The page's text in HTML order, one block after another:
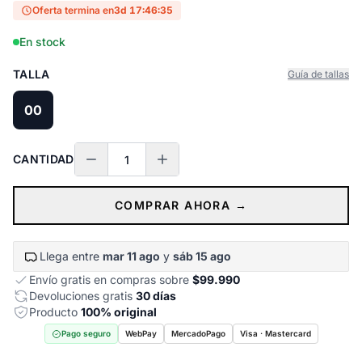
Oferta termina en3d 17:46:35
En stock
TALLA Guía de tallas
00
CANTIDAD
COMPRAR AHORA →
Llega entre mar 11 ago y sáb 15 ago
Envío gratis en compras sobre $99.990
Devoluciones gratis 30 días
Producto 100% original
Pago seguro WebPay MercadoPago Visa · Mastercard